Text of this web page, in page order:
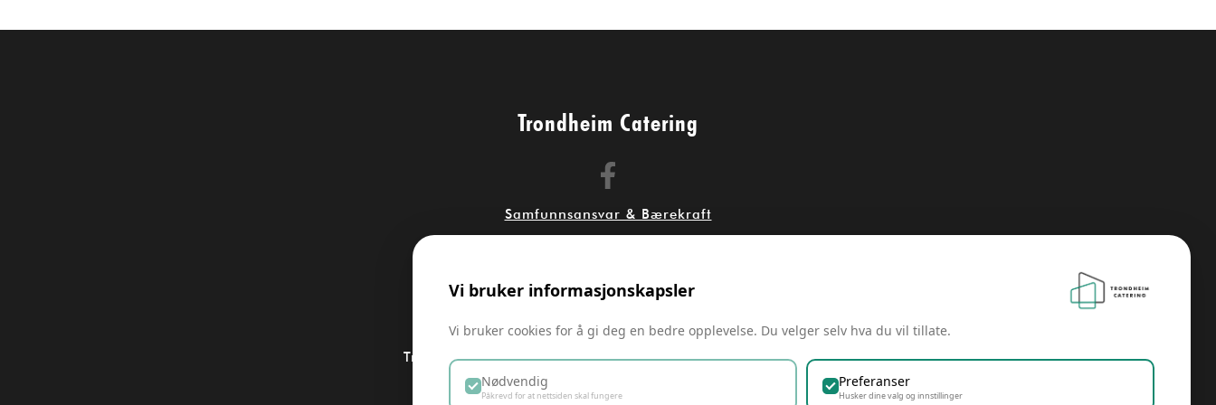
Trondheim Catering
Samfunnsansvar & Bærekraft
post@trondheimcatering.no
Trondheim Catering AS, Klostergata 90, 7030 Trondheim
Copyright 2026 © All rights Reserved Trondheim Catering
Vi bruker informasjonskapsler
Vi bruker cookies for å gi deg en bedre opplevelse. Du velger selv hva du vil tillate.
Nødvendig
Påkrevd for at nettsiden skal fungere
Preferanser
Husker dine valg og innstillinger